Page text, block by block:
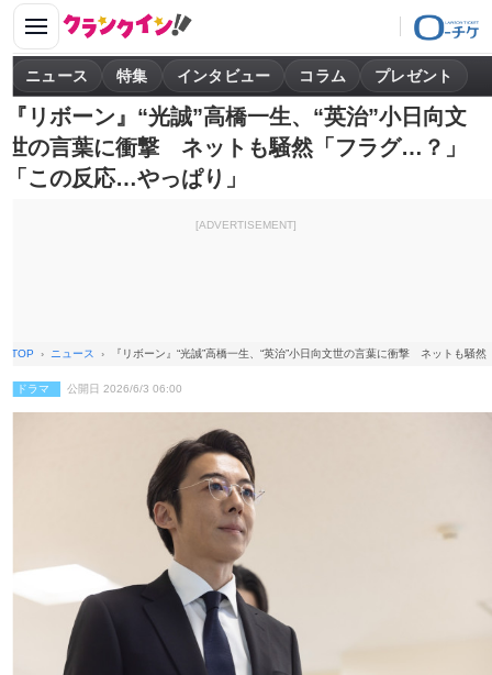
ニュース 特集 インタビュー コラム プレゼント
『リボーン』“光誠”高橋一生、“英治”小日向文
世の言葉に衝撃 ネットも騒然「フラグ…？」
「この反応…やっぱり」
[ADVERTISEMENT]
TOP ニュース 『リボーン』“光誠”高橋一生、“英治”小日向文世の言葉に衝撃 ネットも騒
ドラマ 公開日 2026/6/3 06:00